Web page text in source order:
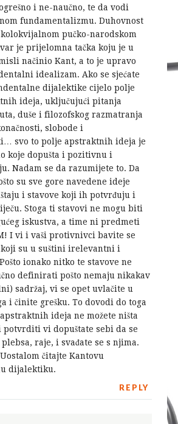
i ne-naučno, te da vodi
fundamentalizmu. Duhovnost
pučko-narodskom
je prijelomna tačka koju je u
načinio Kant, a to je upravo
idealizam. Ako se sjećate
dijalektike cijelo polje
ideja, uključujući pitanja
duše i filozofskog razmatranja
slobode i
svo to polje apstraktnih ideja je
koje dopušta i pozitivnu i
Nadam se da razumijete to. Da
su sve gore navedene ideje
i stavove koji ih potvrđuju i
Stoga ti stavovi ne mogu biti
iskustva, a time ni predmeti
I vi i vaši protivnivci bavite se
su u suštini irelevantni i
ionako nitko te stavove ne
definirati pošto nemaju nikakav
sadržaj, vi se opet uvlačite u
i činite grešku. To dovodi do toga
ideja ne možete ništa
vi dopuštate sebi da se
raje, i svađate se s njima.
čitajte Kantovu
dijalektiku.
REPLY